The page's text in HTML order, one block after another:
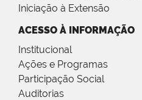
Iniciação à Extensão
ACESSO À INFORMAÇÃO
Institucional
Ações e Programas
Participação Social
Auditorias